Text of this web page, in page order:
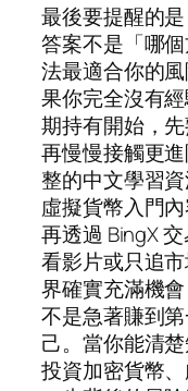
最後要提醒的
答案不是「哪
法最適合你的
果你完全沒有
期持有開始，
再慢慢接觸更
整的中文學習
虛擬貨幣入門
再透過 BingX
看影片或只追
界確實充滿機
不是急著賺到
己。當你能清
投資加密貨幣